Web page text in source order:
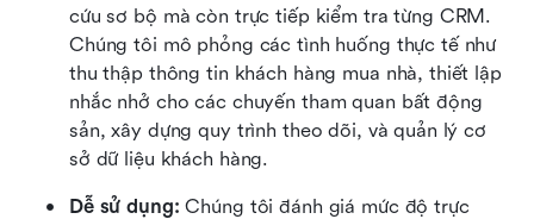
cứu sơ bộ mà còn trực tiếp kiểm tra từng CRM.
Chúng tôi mô phỏng các tình huống thực tế như
thu thập thông tin khách hàng mua nhà, thiết lập
nhắc nhở cho các chuyến tham quan bất động
sản, xây dựng quy trình theo dõi, và quản lý cơ
sở dữ liệu khách hàng.
Dễ sử dụng: Chúng tôi đánh giá mức độ trực